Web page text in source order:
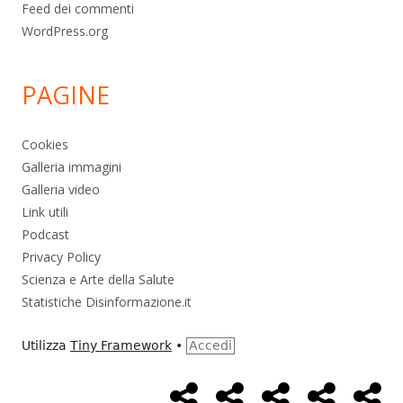
Feed dei commenti
WordPress.org
PAGINE
Cookies
Galleria immagini
Galleria video
Link utili
Podcast
Privacy Policy
Scienza e Arte della Salute
Statistiche Disinformazione.it
Utilizza Tiny Framework • Accedi
MenùHome
Page
Alimentazione
AmbienteBambini